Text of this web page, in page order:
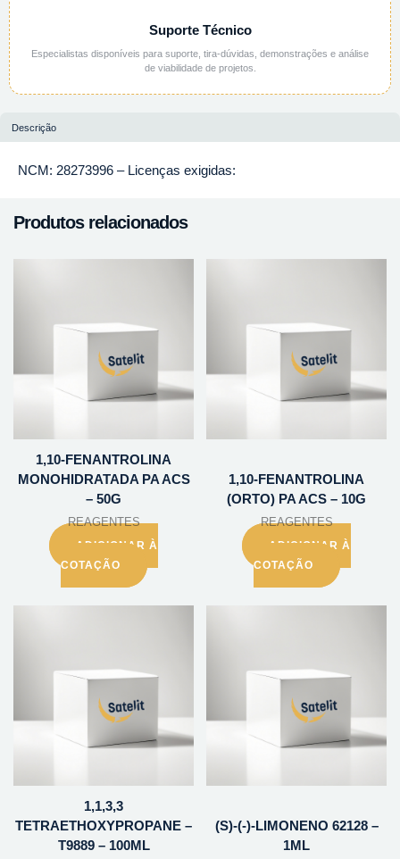
Suporte Técnico
Especialistas disponíveis para suporte, tira-dúvidas, demonstrações e análise
de viabilidade de projetos.
Descrição
NCM: 28273996 – Licenças exigidas:
Produtos relacionados
1,10-FENANTROLINA
MONOHIDRATADA PA ACS
– 50G
REAGENTES
ADICIONAR À
COTAÇÃO
1,10-FENANTROLINA
(ORTO) PA ACS – 10G
REAGENTES
ADICIONAR À
COTAÇÃO
1,1,3,3
TETRAETHOXYPROPANE –
T9889 – 100ML
(S)-(-)-LIMONENO 62128 –
1ML